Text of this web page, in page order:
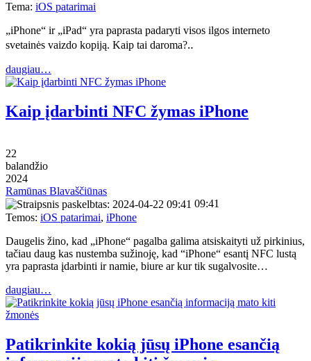
Tema: iOS patarimai
„iPhone“ ir „iPad“ yra paprasta padaryti visos ilgos interneto
svetainės vaizdo kopiją. Kaip tai daroma?‥
daugiau…
Kaip įdarbinti NFC žymas iPhone
22
balandžio
2024
Ramūnas Blavaščiūnas
09:41
Temos: iOS patarimai, iPhone
Daugelis žino, kad „iPhone“ pagalba galima atsiskaityti už pirkinius,
tačiau daug kas nustemba sužinoję, kad “iPhone“ esantį NFC lustą
yra paprasta įdarbinti ir namie, biure ar kur tik sugalvosite…
daugiau…
Patikrinkite kokią jūsų iPhone esančią